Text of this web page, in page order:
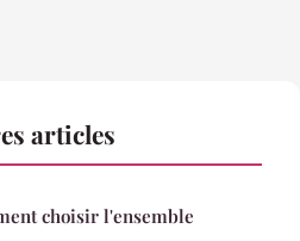
articles
choisir l'ensemble